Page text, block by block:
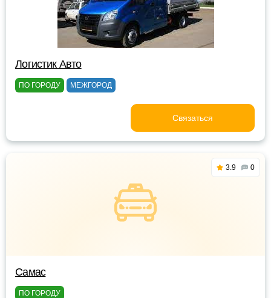
Логистик Авто
ПО ГОРОДУ МЕЖГОРОД
Связаться
3.9 0
Самас
ПО ГОРОДУ